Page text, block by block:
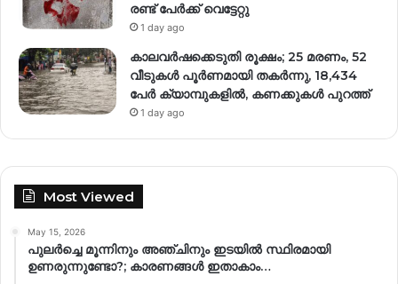
രണ്ട് പേർക്ക് വെട്ടേറ്റു
1 day ago
കാലവർഷക്കെടുതി രൂക്ഷം; 25 മരണം, 52
വീ‌ടുകൾ പൂർണമായി തകർന്നു, 18,434
പേർ ക്യാമ്പുകളിൽ, കണക്കുകൾ പുറത്ത്
1 day ago
Most Viewed
May 15, 2026
പുലർച്ചെ മൂന്നിനും അഞ്ചിനും ഇടയിൽ സ്ഥിരമായി
ഉണരുന്നുണ്ടോ?; കാരണങ്ങള്‍ ഇതാകാം…